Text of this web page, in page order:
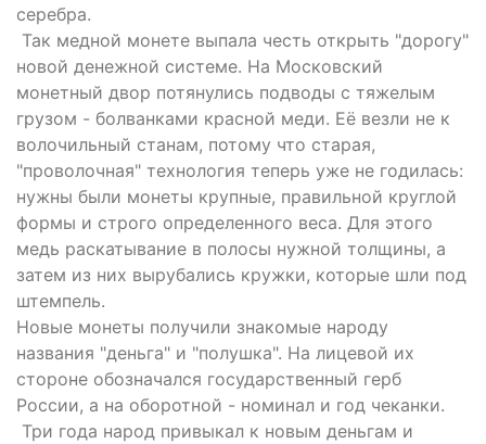
серебра.
Так медной монете выпала честь открыть "дорогу"
новой денежной системе. На Московский
монетный двор потянулись подводы с тяжелым
грузом - болванками красной меди. Её везли не к
волочильный станам, потому что старая,
"проволочная" технология теперь уже не годилась:
нужны были монеты крупные, правильной круглой
формы и строго определенного веса. Для этого
медь раскатывание в полосы нужной толщины, а
затем из них вырубались кружки, которые шли под
штемпель.
Новые монеты получили знакомые народу
названия "деньга" и "полушка". На лицевой их
стороне обозначался государственный герб
России, а на оборотной - номинал и год чеканки.
Три года народ привыкал к новым деньгам и